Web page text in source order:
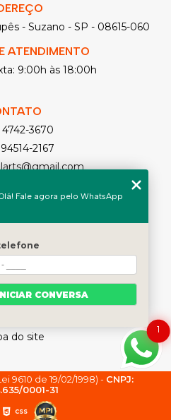
- Suzano - SP - 08615-060
ATENDIMENTO
9:00h às 18:00h
4742-3670
2167
Orçamento
Home
somos
Contato
do site
9610 de 19/02/1998) - CNPJ:
0001-31
CSS
1
Fale agora pelo WhatsApp
CONVERSA